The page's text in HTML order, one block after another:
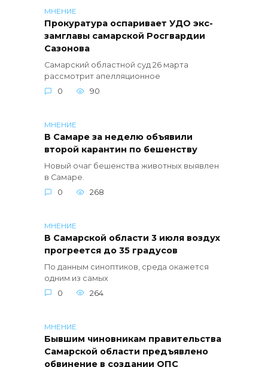
МНЕНИЕ
Прокуратура оспаривает УДО экс-
замглавы самарской Росгвардии
Сазонова
Самарский областной суд 26 марта
рассмотрит апелляционное
0
90
МНЕНИЕ
В Самаре за неделю объявили
второй карантин по бешенству
Новый очаг бешенства животных выявлен
в Самаре.
0
268
МНЕНИЕ
В Самарской области 3 июля воздух
прогреется до 35 градусов
По данным синоптиков, среда окажется
одним из самых
0
264
МНЕНИЕ
Бывшим чиновникам правительства
Самарской области предъявлено
обвинение в создании ОПС